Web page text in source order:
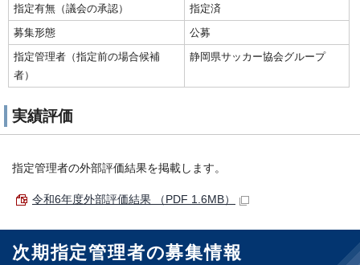
指定有無（議会の承認）
指定済
募集形態
公募
指定管理者（指定前の場合候補
者）
静岡県サッカー協会グループ
実績評価
指定管理者の外部評価結果を掲載します。
令和6年度外部評価結果 （PDF 1.6MB）
次期指定管理者の募集情報